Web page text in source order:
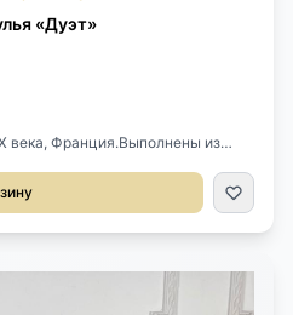
«Дуэт»
века, Франция.Выполнены из
см.Высота сиденья 43 см.